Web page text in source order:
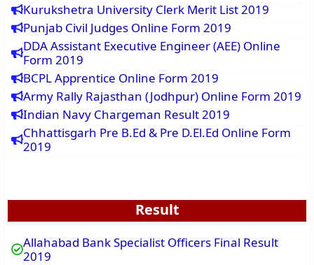
Kurukshetra University Clerk Merit List 2019
Punjab Civil Judges Online Form 2019
DDA Assistant Executive Engineer (AEE) Online
Form 2019
BCPL Apprentice Online Form 2019
Army Rally Rajasthan (Jodhpur) Online Form 2019
Indian Navy Chargeman Result 2019
Chhattisgarh Pre B.Ed & Pre D.El.Ed Online Form
2019
Result
Allahabad Bank Specialist Officers Final Result
2019